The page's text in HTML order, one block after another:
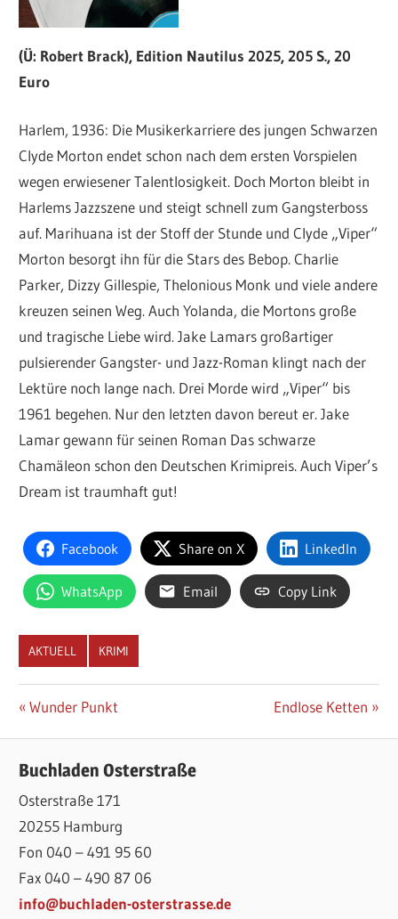
(Ü: Robert Brack), Edition Nautilus 2025, 205 S., 20
Euro
Harlem, 1936: Die Musikerkarriere des jungen Schwarzen
Clyde Morton endet schon nach dem ersten Vorspielen
wegen erwiesener Talentlosigkeit. Doch Morton bleibt in
Harlems Jazzszene und steigt schnell zum Gangsterboss
auf. Marihuana ist der Stoff der Stunde und Clyde „Viper“
Morton besorgt ihn für die Stars des Bebop. Charlie
Parker, Dizzy Gillespie, Thelonious Monk und viele andere
kreuzen seinen Weg. Auch Yolanda, die Mortons große
und tragische Liebe wird. Jake Lamars großartiger
pulsierender Gangster- und Jazz-Roman klingt nach der
Lektüre noch lange nach. Drei Morde wird „Viper“ bis
1961 begehen. Nur den letzten davon bereut er. Jake
Lamar gewann für seinen Roman Das schwarze
Chamäleon schon den Deutschen Krimipreis. Auch Viper’s
Dream ist traumhaft gut!
Facebook Share on X LinkedIn
WhatsApp Email Copy Link
AKTUELL KRIMI
Beitragsnavigation
Vorheriger
Wunder Punkt
Nächster
Endlose Ketten
Buchladen Osterstraße
Osterstraße 171
20255 Hamburg
Fon 040 – 491 95 60
Fax 040 – 490 87 06
info@buchladen-osterstrasse.de